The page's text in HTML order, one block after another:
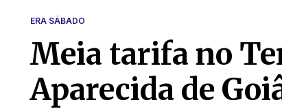
ERA SÁBADO
Meia tarifa no
Aparecida de